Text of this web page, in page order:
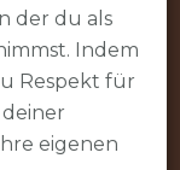
der du als
Indem
Respekt für
eigenen